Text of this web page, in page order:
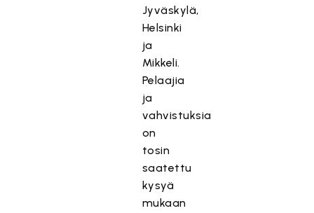
Jyväskylä,
Helsinki
ja
Mikkeli.
Pelaajia
ja
vahvistuksia
on
tosin
saatettu
kysyä
mukaan